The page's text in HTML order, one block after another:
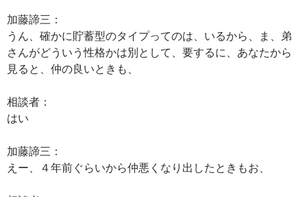
加藤諦三：
うん、確かに貯蓄型のタイプってのは、いるから、ま、弟
さんがどういう性格かは別として、要するに、あなたから
見ると、仲の良いときも、
相談者：
はい
加藤諦三：
えー、４年前ぐらいから仲悪くなり出したときもお、